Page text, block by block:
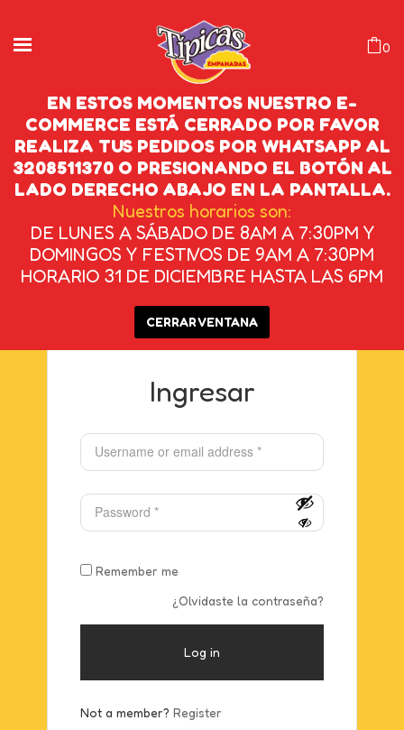
0
MI CUENTA
INICIO / MI CUENTA
Ingresar
Remember me
¿Olvidaste la contraseña?
Log in
Not a member? Register
EN ESTOS MOMENTOS NUESTRO E-
COMMERCE ESTÁ CERRADO POR FAVOR
REALIZA TUS PEDIDOS POR WHATSAPP AL
3208511370 O PRESIONANDO EL BOTÓN AL
LADO DERECHO ABAJO EN LA PANTALLA.
Nuestros horarios son:
DE LUNES A SÁBADO DE 8AM A 7:30PM Y
DOMINGOS Y FESTIVOS DE 9AM A 7:30PM
HORARIO 31 DE DICIEMBRE HASTA LAS 6PM
CERRAR VENTANA